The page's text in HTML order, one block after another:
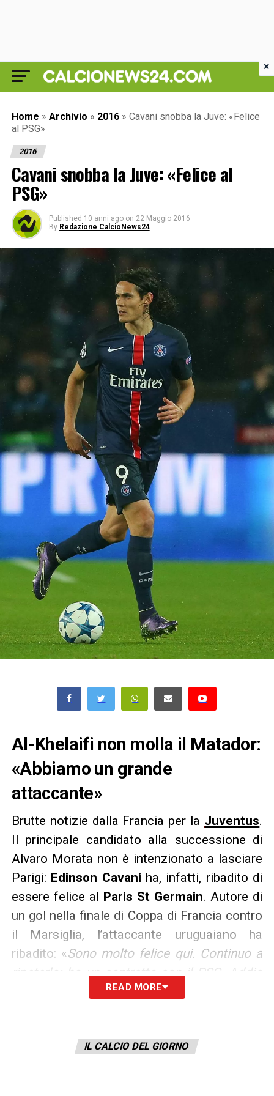
Home » Archivio » 2016 » Cavani snobba la Juve: «Felice
al PSG»
2016
Cavani snobba la Juve: «Felice al
PSG»
Published 10 anni ago on 22 Maggio 2016
By Redazione CalcioNews24
Al-Khelaifi non molla il Matador:
«Abbiamo un grande
attaccante»
Brutte notizie dalla Francia per la Juventus.
Il principale candidato alla successione di
Alvaro Morata non è intenzionato a lasciare
Parigi: Edinson Cavani ha, infatti, ribadito di
essere felice al Paris St Germain. Autore di
un gol nella finale di Coppa di Francia contro
il Marsiglia, l’attaccante uruguaiano ha
ribadito: «Sono molto felice qui. Continuo a
ripeterlo: ho un contratto con il PSG. Addio
Ibrahimovic determinante per il mio futuro?
Sono un giocatore e cerco di fare del mio
meglio per aiutare la squadra e il club». La
READ MORE
IL CALCIO DEL GIORNO
×